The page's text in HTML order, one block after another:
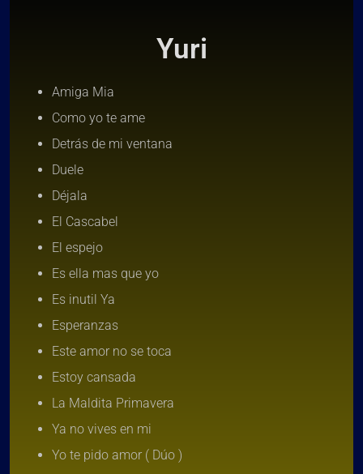
Yuri
Amiga Mia
Como yo te ame
Detrás de mi ventana
Duele
Déjala
El Cascabel
El espejo
Es ella mas que yo
Es inutil Ya
Esperanzas
Este amor no se toca
Estoy cansada
La Maldita Primavera
Ya no vives en mi
Yo te pido amor ( Dúo )